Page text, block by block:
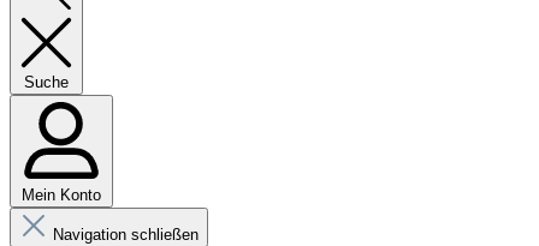
Suche
Mein Konto
Navigation schließen